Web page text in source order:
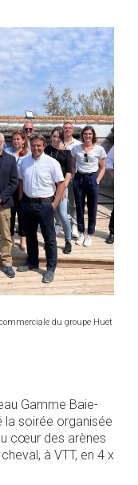
du groupe Huet
Gamme Baie-
la soirée organisée
cœur des arènes
à VTT, en 4 x